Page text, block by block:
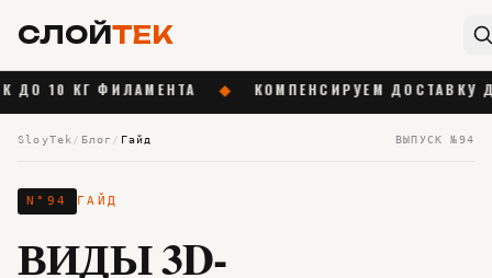
СЛОЙТЕК
ФИЛАМЕНТА ◆ КОМПЕНСИРУЕМ ДОСТАВКУ ДО 1 000
SloyTek / Блог / Гайд ВЫПУСК №94
N° 94 ГАЙД
ВИДЫ 3D-